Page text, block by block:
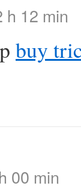
h 12 min
buy
00 min